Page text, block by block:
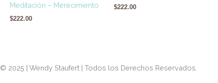
Meditación – Merecimiento
$222.00
$222.00
© 2025 | Wendy Staufert | Todos los Derechos Reservados.